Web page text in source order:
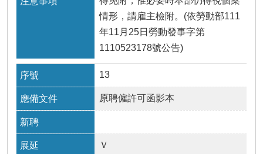
情形，請雇主檢附。(依勞動部111
年11月25日勞動發事字第
1110523178號公告)
13
原聘僱許可函影本
Ｖ